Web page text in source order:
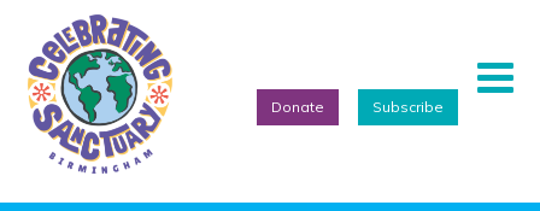
Donate Subscribe